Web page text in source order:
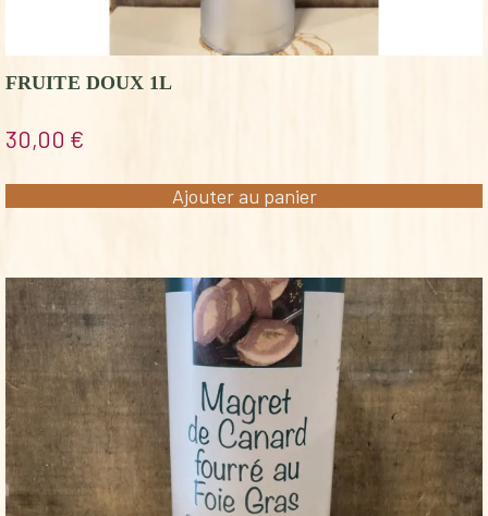
FRUITE DOUX 1L
30,00 €
Ajouter au panier